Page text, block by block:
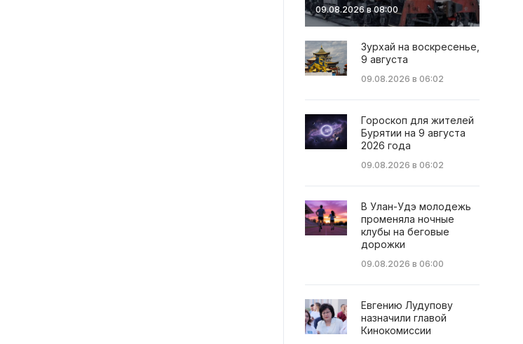
09.08.2026 в 08:00
Зурхай на воскресенье,
9 августа
09.08.2026 в 06:02
Гороскоп для жителей
Бурятии на 9 августа
2026 года
09.08.2026 в 06:02
В Улан-Удэ молодежь
променяла ночные
клубы на беговые
дорожки
09.08.2026 в 06:00
Евгению Лудупову
назначили главой
Кинокомиссии